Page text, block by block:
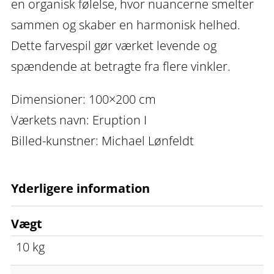
en organisk følelse, hvor nuancerne smelter
sammen og skaber en harmonisk helhed.
Dette farvespil gør værket levende og
spændende at betragte fra flere vinkler.
Dimensioner: 100×200 cm
Værkets navn: Eruption I
Billed-kunstner: Michael Lønfeldt
Yderligere information
Vægt
10 kg